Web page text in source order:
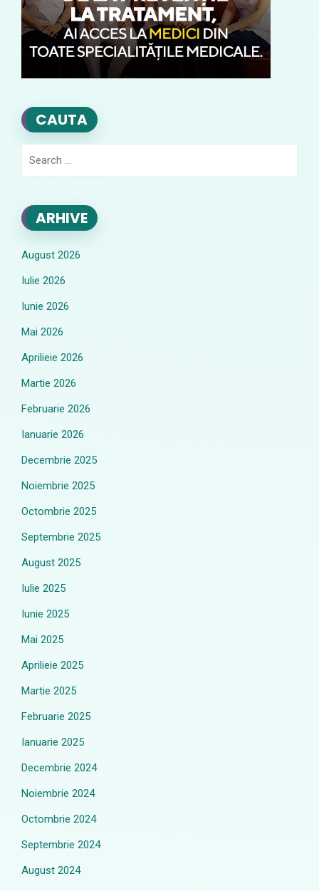
CAUTA
ARHIVE
August 2026
Iulie 2026
Iunie 2026
Mai 2026
Aprilieie 2026
Martie 2026
Februarie 2026
Ianuarie 2026
Decembrie 2025
Noiembrie 2025
Octombrie 2025
Septembrie 2025
August 2025
Iulie 2025
Iunie 2025
Mai 2025
Aprilieie 2025
Martie 2025
Februarie 2025
Ianuarie 2025
Decembrie 2024
Noiembrie 2024
Octombrie 2024
Septembrie 2024
August 2024